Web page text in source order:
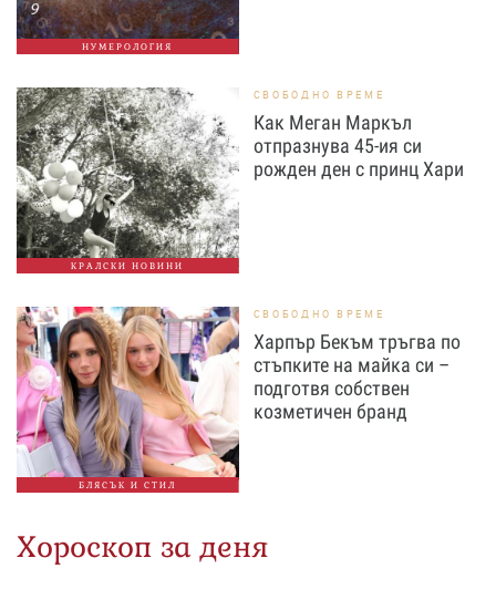
НУМЕРОЛОГИЯ
КРАЛСКИ НОВИНИ
СВОБОДНО ВРЕМЕ
Как Меган Маркъл
отпразнува 45-ия си
рожден ден с принц Хари
БЛЯСЪК И СТИЛ
СВОБОДНО ВРЕМЕ
Харпър Бекъм тръгва по
стъпките на майка си –
подготвя собствен
козметичен бранд
Хороскоп за деня